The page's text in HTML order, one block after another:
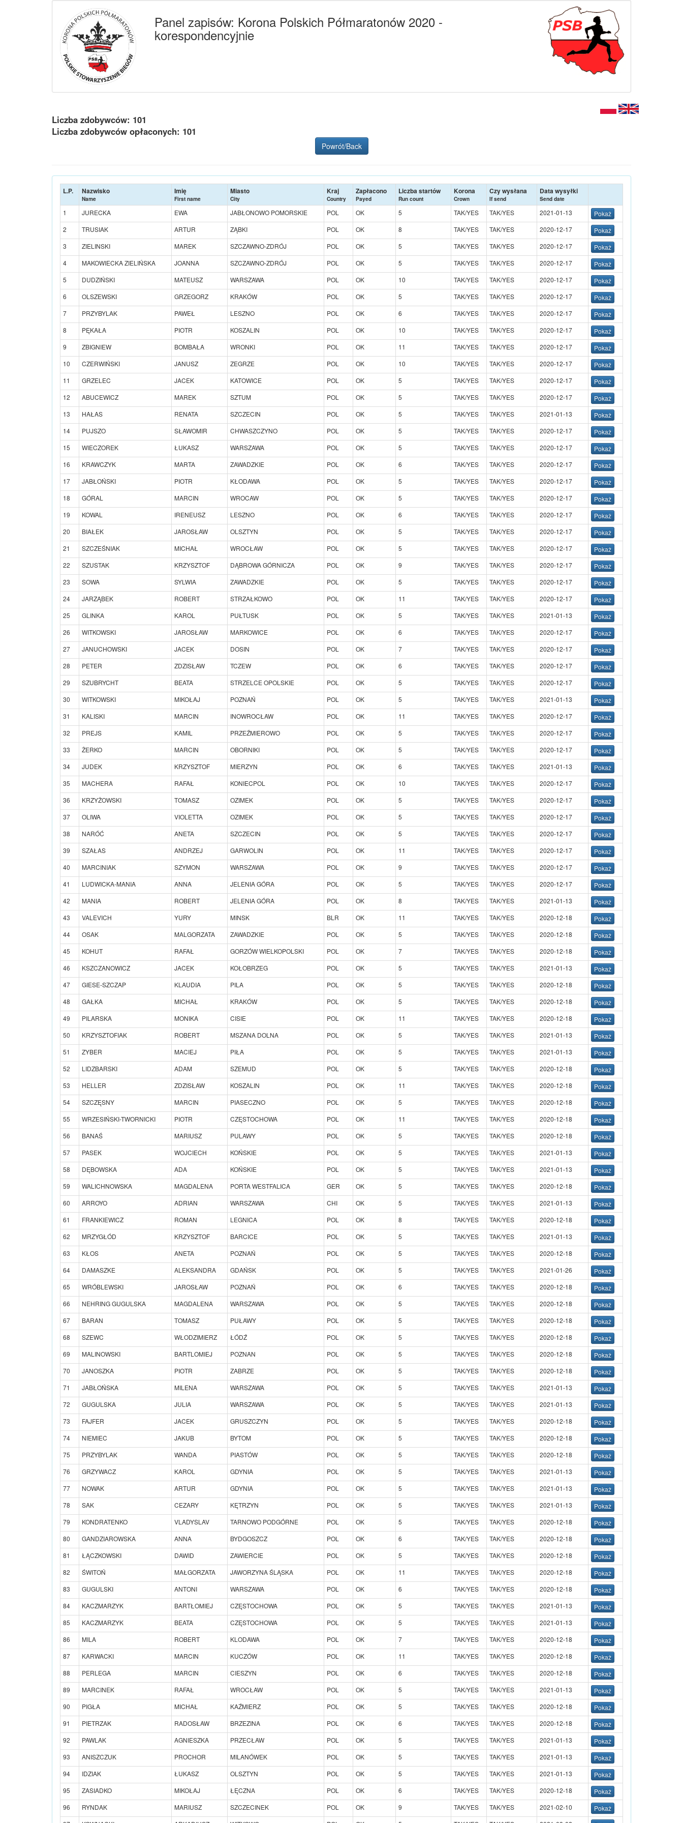
Panel zapisów: Korona Polskich Półmaratonów 2020 -
korespondencyjnie
Liczba zdobywców: 101
Liczba zdobywców opłaconych: 101
Powrót/Back
L.P. Nazwisko
Name
Imię
First name
Miasto
City
Kraj
Country
Zapłacono
Payed
Liczba startów
Run count
Korona
Crown
Czy wysłana
If send
Data wysyłki
Send date
1 JURECKA EWA JABŁONOWO POMORSKIE POL OK 5 TAK/YES TAK/YES
2021-01-13
2
TRUSIAK ARTUR ZĄBKI POL OK 8 TAK/YES TAK/YES
2020-12-17
3
ZIELINSKI MAREK SZCZAWNO-ZDRÓJ POL OK 5 TAK/YES TAK/YES
2020-12-17
4
MAKOWIECKA ZIELIŃSKA JOANNA SZCZAWNO-ZDRÓJ POL OK 5 TAK/YES TAK/YES
2020-12-17
5
DUDZIŃSKI MATEUSZ WARSZAWA POL OK 10 TAK/YES TAK/YES
2020-12-17
6
OLSZEWSKI GRZEGORZ KRAKÓW POL OK 5 TAK/YES TAK/YES
2020-12-17
7
PRZYBYLAK PAWEŁ LESZNO POL OK 6 TAK/YES TAK/YES
2020-12-17
8
PĘKAŁA PIOTR KOSZALIN POL OK 10 TAK/YES TAK/YES
2020-12-17
9
ZBIGNIEW BOMBAŁA WRONKI POL OK 11 TAK/YES TAK/YES
2020-12-17
10
CZERWIŃSKI JANUSZ ZEGRZE POL OK 10 TAK/YES TAK/YES
2020-12-17
11
GRZELEC JACEK KATOWICE POL OK 5 TAK/YES TAK/YES
2020-12-17
12
ABUCEWICZ MAREK SZTUM POL OK 5 TAK/YES TAK/YES
2020-12-17
13
HAŁAS RENATA SZCZECIN POL OK 5 TAK/YES TAK/YES
2021-01-13
14
PUJSZO SŁAWOMIR CHWASZCZYNO POL OK 5 TAK/YES TAK/YES
2020-12-17
15
WIECZOREK ŁUKASZ WARSZAWA POL OK 5 TAK/YES TAK/YES
2020-12-17
16
KRAWCZYK MARTA ZAWADZKIE POL OK 6 TAK/YES TAK/YES
2020-12-17
17
JABŁOŃSKI PIOTR KŁODAWA POL OK 5 TAK/YES TAK/YES
2020-12-17
18
GÓRAL MARCIN WROCAW POL OK 5 TAK/YES TAK/YES
2020-12-17
19
KOWAL IRENEUSZ LESZNO POL OK 6 TAK/YES TAK/YES
2020-12-17
20
BIAŁEK JAROSŁAW OLSZTYN POL OK 5 TAK/YES TAK/YES
2020-12-17
21
SZCZEŚNIAK MICHAŁ WROCŁAW POL OK 5 TAK/YES TAK/YES
2020-12-17
22
SZUSTAK KRZYSZTOF DĄBROWA GÓRNICZA POL OK 9 TAK/YES TAK/YES
2020-12-17
23
SOWA SYLWIA ZAWADZKIE POL OK 5 TAK/YES TAK/YES
2020-12-17
24
JARZĄBEK ROBERT STRZAŁKOWO POL OK 11 TAK/YES TAK/YES
2020-12-17
25
GLINKA KAROL PUŁTUSK POL OK 5 TAK/YES TAK/YES
2021-01-13
26
WITKOWSKI JAROSŁAW MARKOWICE POL OK 6 TAK/YES TAK/YES
2020-12-17
27
JANUCHOWSKI JACEK DOSIN POL OK 7 TAK/YES TAK/YES
2020-12-17
28
PETER ZDZISŁAW TCZEW POL OK 6 TAK/YES TAK/YES
2020-12-17
29
SZUBRYCHT BEATA STRZELCE OPOLSKIE POL OK 5 TAK/YES TAK/YES
2020-12-17
30
WITKOWSKI MIKOŁAJ POZNAŃ POL OK 5 TAK/YES TAK/YES
2021-01-13
31
KALISKI MARCIN INOWROCŁAW POL OK 11 TAK/YES TAK/YES
2020-12-17
32
PREJS KAMIL PRZEŹMIEROWO POL OK 5 TAK/YES TAK/YES
2020-12-17
33
ŻERKO MARCIN OBORNIKI POL OK 5 TAK/YES TAK/YES
2020-12-17
34
JUDEK KRZYSZTOF MIERZYN POL OK 6 TAK/YES TAK/YES
2021-01-13
35
MACHERA RAFAŁ KONIECPOL POL OK 10 TAK/YES TAK/YES
2020-12-17
36
KRZYŻOWSKI TOMASZ OZIMEK POL OK 5 TAK/YES TAK/YES
2020-12-17
37
OLIWA VIOLETTA OZIMEK POL OK 5 TAK/YES TAK/YES
2020-12-17
38
NARÓĆ ANETA SZCZECIN POL OK 5 TAK/YES TAK/YES
2020-12-17
39
SZAŁAS ANDRZEJ GARWOLIN POL OK 11 TAK/YES TAK/YES
2020-12-17
40
MARCINIAK SZYMON WARSZAWA POL OK 9 TAK/YES TAK/YES
2020-12-17
41
LUDWICKA-MANIA ANNA JELENIA GÓRA POL OK 5 TAK/YES TAK/YES
2020-12-17
42
MANIA ROBERT JELENIA GÓRA POL OK 8 TAK/YES TAK/YES
2021-01-13
43
VALEVICH YURY MINSK BLR OK 11 TAK/YES TAK/YES
2020-12-18
44
OSAK MALGORZATA ZAWADZKIE POL OK 5 TAK/YES TAK/YES
2020-12-18
45
KOHUT RAFAŁ GORZÓW WIELKOPOLSKI POL OK 7 TAK/YES TAK/YES
2020-12-18
46
KSZCZANOWICZ JACEK KOŁOBRZEG POL OK 5 TAK/YES TAK/YES
2021-01-13
47
GIESE-SZCZAP KLAUDIA PILA POL OK 5 TAK/YES TAK/YES
2020-12-18
48
GAŁKA MICHAŁ KRAKÓW POL OK 5 TAK/YES TAK/YES
2020-12-18
49
PILARSKA MONIKA CISIE POL OK 11 TAK/YES TAK/YES
2020-12-18
50
KRZYSZTOFIAK ROBERT MSZANA DOLNA POL OK 5 TAK/YES TAK/YES
2021-01-13
51
ZYBER MACIEJ PIŁA POL OK 5 TAK/YES TAK/YES
2021-01-13
52
LIDZBARSKI ADAM SZEMUD POL OK 5 TAK/YES TAK/YES
2020-12-18
53
HELLER ZDZISŁAW KOSZALIN POL OK 11 TAK/YES TAK/YES
2020-12-18
54
SZCZĘSNY MARCIN PIASECZNO POL OK 5 TAK/YES TAK/YES
2020-12-18
55
WRZESIŃSKI-TWORNICKI PIOTR CZĘSTOCHOWA POL OK 11 TAK/YES TAK/YES
2020-12-18
56
BANAŚ MARIUSZ PULAWY POL OK 5 TAK/YES TAK/YES
2020-12-18
57
PASEK WOJCIECH KOŃSKIE POL OK 5 TAK/YES TAK/YES
2021-01-13
58
DĘBOWSKA ADA KOŃSKIE POL OK 5 TAK/YES TAK/YES
2021-01-13
59
WALICHNOWSKA MAGDALENA PORTA WESTFALICA GER OK 5 TAK/YES TAK/YES
2020-12-18
60
ARROYO ADRIAN WARSZAWA CHI OK 5 TAK/YES TAK/YES
2021-01-13
61
FRANKIEWICZ ROMAN LEGNICA POL OK 8 TAK/YES TAK/YES
2020-12-18
62
MRZYGŁÓD KRZYSZTOF BARCICE POL OK 5 TAK/YES TAK/YES
2021-01-13
63
KŁOS ANETA POZNAŃ POL OK 5 TAK/YES TAK/YES
2020-12-18
64
DAMASZKE ALEKSANDRA GDAŃSK POL OK 5 TAK/YES TAK/YES
2021-01-26
65
WRÓBLEWSKI JAROSŁAW POZNAŃ POL OK 6 TAK/YES TAK/YES
2020-12-18
66
NEHRING GUGULSKA MAGDALENA WARSZAWA POL OK 5 TAK/YES TAK/YES
2020-12-18
67
BARAN TOMASZ PUŁAWY POL OK 5 TAK/YES TAK/YES
2020-12-18
68
SZEWC WŁODZIMIERZ ŁÓDŹ POL OK 5 TAK/YES TAK/YES
2020-12-18
69
MALINOWSKI BARTLOMIEJ POZNAN POL OK 5 TAK/YES TAK/YES
2020-12-18
70
JANOSZKA PIOTR ZABRZE POL OK 5 TAK/YES TAK/YES
2020-12-18
71
JABŁOŃSKA MILENA WARSZAWA POL OK 5 TAK/YES TAK/YES
2021-01-13
72
GUGULSKA JULIA WARSZAWA POL OK 5 TAK/YES TAK/YES
2021-01-13
73
FAJFER JACEK GRUSZCZYN POL OK 5 TAK/YES TAK/YES
2020-12-18
74
NIEMIEC JAKUB BYTOM POL OK 5 TAK/YES TAK/YES
2020-12-18
75
PRZYBYLAK WANDA PIASTÓW POL OK 5 TAK/YES TAK/YES
2020-12-18
76
GRZYWACZ KAROL GDYNIA POL OK 5 TAK/YES TAK/YES
2021-01-13
77
NOWAK ARTUR GDYNIA POL OK 5 TAK/YES TAK/YES
2021-01-13
78
SAK CEZARY KĘTRZYN POL OK 5 TAK/YES TAK/YES
2021-01-13
79
KONDRATENKO VLADYSLAV TARNOWO PODGÓRNE POL OK 5 TAK/YES TAK/YES
2020-12-18
80
GANDZIAROWSKA ANNA BYDGOSZCZ POL OK 6 TAK/YES TAK/YES
2020-12-18
81
ŁĄCZKOWSKI DAWID ZAWIERCIE POL OK 5 TAK/YES TAK/YES
2020-12-18
82
ŚWITOŃ MAŁGORZATA JAWORZYNA ŚLĄSKA POL OK 11 TAK/YES TAK/YES
2020-12-18
83
GUGULSKI ANTONI WARSZAWA POL OK 6 TAK/YES TAK/YES
2020-12-18
84
KACZMARZYK BARTŁOMIEJ CZĘSTOCHOWA POL OK 5 TAK/YES TAK/YES
2021-01-13
85
KACZMARZYK BEATA CZĘSTOCHOWA POL OK 5 TAK/YES TAK/YES
2021-01-13
86
MILA ROBERT KLODAWA POL OK 7 TAK/YES TAK/YES
2020-12-18
87
KARWACKI MARCIN KUCZÓW POL OK 11 TAK/YES TAK/YES
2020-12-18
88
PERLEGA MARCIN CIESZYN POL OK 6 TAK/YES TAK/YES
2020-12-18
89
MARCINEK RAFAŁ WROCŁAW POL OK 5 TAK/YES TAK/YES
2021-01-13
90
PIGŁA MICHAŁ KAŹMIERZ POL OK 5 TAK/YES TAK/YES
2020-12-18
91
PIETRZAK RADOSŁAW BRZEZINA POL OK 6 TAK/YES TAK/YES
2020-12-18
92
PAWLAK AGNIESZKA PRZECŁAW POL OK 5 TAK/YES TAK/YES
2021-01-13
93
ANISZCZUK PROCHOR MILANÓWEK POL OK 5 TAK/YES TAK/YES
2021-01-13
94
IDZIAK ŁUKASZ OLSZTYN POL OK 5 TAK/YES TAK/YES
2021-01-13
95
ZASIADKO MIKOŁAJ ŁĘCZNA POL OK 6 TAK/YES TAK/YES
2020-12-18
96
RYNDAK MARIUSZ SZCZECINEK POL OK 9 TAK/YES TAK/YES
2021-02-10